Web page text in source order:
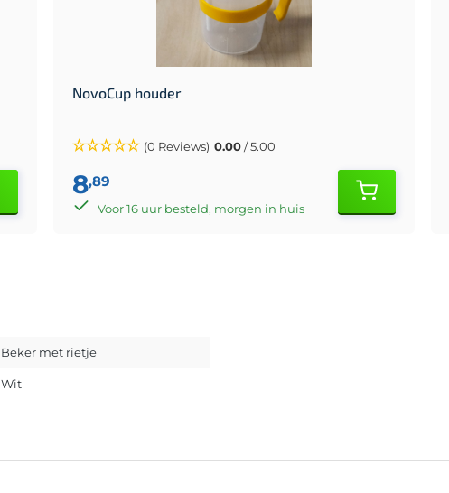
NovoCup houder
(0 Reviews) 0.00/ 5.00
8,89
Voor 16 uur besteld, morgen in huis
Beker met rietje
Wit